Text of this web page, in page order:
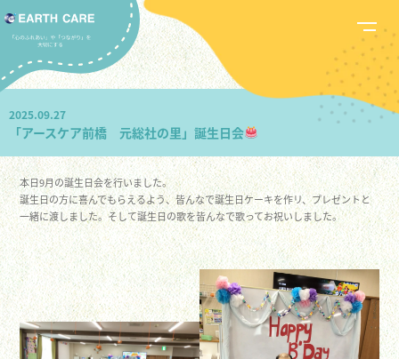
2025.09.27
「アースケア前橋 元総社の里」誕生日会
本日9月の誕生日会を行いました。
誕生日の方に喜んでもらえるよう、皆んなで誕生日ケーキを作リ、プレゼントと
一緒に渡しました。そして誕生日の歌を皆んなで歌ってお祝いしました。